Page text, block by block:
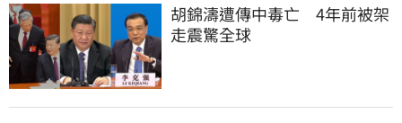
胡錦濤遭傳中毒亡　4年前被架
走震驚全球